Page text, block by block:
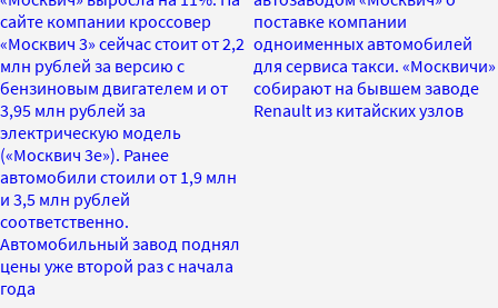
сайте компании кроссовер
«Москвич 3» сейчас стоит от 2,2
млн рублей за версию с
бензиновым двигателем и от
3,95 млн рублей за
электрическую модель
(«Москвич 3е»). Ранее
автомобили стоили от 1,9 млн
и 3,5 млн рублей
соответственно.
Автомобильный завод поднял
цены уже второй раз с начала
года
поставке компании
одноименных автомобилей
для сервиса такси. «Москвичи»
собирают на бывшем заводе
Renault из китайских узлов